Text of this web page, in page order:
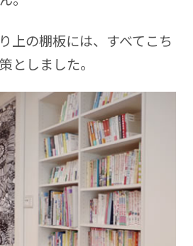
上の棚板には、すべてこち
としました。